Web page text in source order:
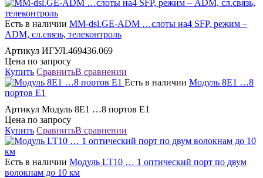
Есть в наличии MМ-dsl.GE-ADМ …слоты на4 SFP, режим –
ADМ, сл.связь, телеконтроль
Артикул ИГУЛ.469436.069
Цена по запросу
Купить СравнитьВ сравнении
Есть в наличии Модуль 8Е1 …8
портов Е1
Артикул Модуль 8Е1 …8 портов Е1
Цена по запросу
Купить СравнитьВ сравнении
Есть в наличии Модуль LT10 … 1 оптический порт по двум
волокнам до 10 км